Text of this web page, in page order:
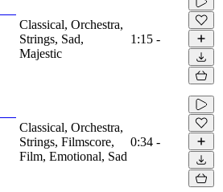
Classical, Orchestra,
Strings, Sad,
Majestic
1:15 -
Classical, Orchestra,
Strings, Filmscore,
Film, Emotional, Sad
0:34 -